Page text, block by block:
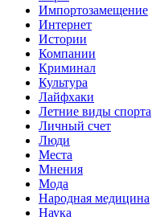
Импортозамещение
Интернет
Истории
Компании
Криминал
Культура
Лайфхаки
Летние виды спорта
Личный счет
Люди
Места
Мнения
Мода
Народная медицина
Наука